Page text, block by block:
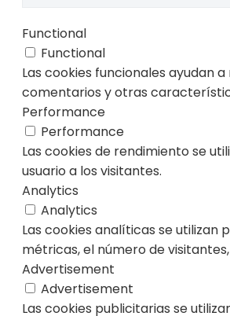
Functional
Functional
Las cookies funcionales ayudan
comentarios y otras
Performance
Performance
Las cookies de rendimiento se
usuario a los visitantes.
Analytics
Analytics
Las cookies analíticas se
métricas, el número de
Advertisement
Advertisement
Las cookies publicitarias se